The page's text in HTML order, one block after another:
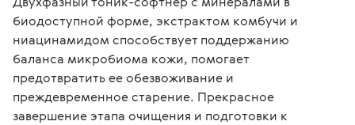
биодоступной форме, экстрактом комбучи и
ниацинамидом способствует поддержанию
баланса микробиома кожи, помогает
предотвратить ее обезвоживание и
преждевременное старение. Прекрасное
завершение этапа очищения и подготовки к